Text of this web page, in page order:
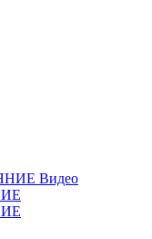
Видео